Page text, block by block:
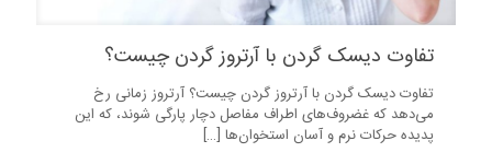
تفاوت دیسک گردن با آرتروز گردن چیست؟
تفاوت دیسک گردن با آرتروز گردن چیست؟ آرتروز زمانی رخ
می‌دهد که غضروف‌های اطراف مفاصل دچار پارگی شوند، که این
پدیده حرکات نرم و آسان استخوان‌ها […]